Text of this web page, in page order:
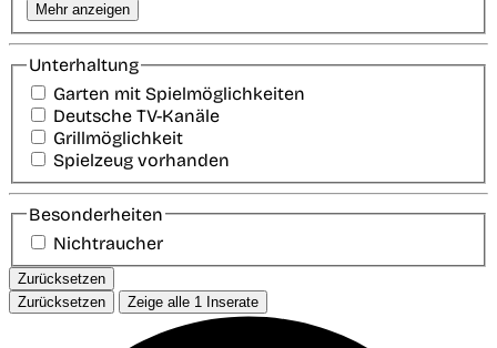
Mehr anzeigen
Unterhaltung
Garten mit Spielmöglichkeiten
Deutsche TV-Kanäle
Grillmöglichkeit
Spielzeug vorhanden
Besonderheiten
Nichtraucher
Zurücksetzen
Zurücksetzen
Zeige alle 1 Inserate